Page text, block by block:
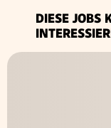
DIESE JOBS